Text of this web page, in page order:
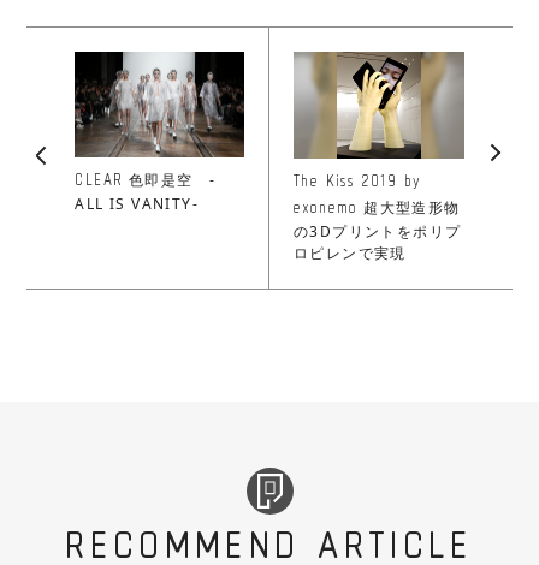
CLEAR 色即是空 -
ALL IS VANITY-
The Kiss 2019 by
exonemo 超大型造形物
の3Dプリントをポリプ
ロピレンで実現